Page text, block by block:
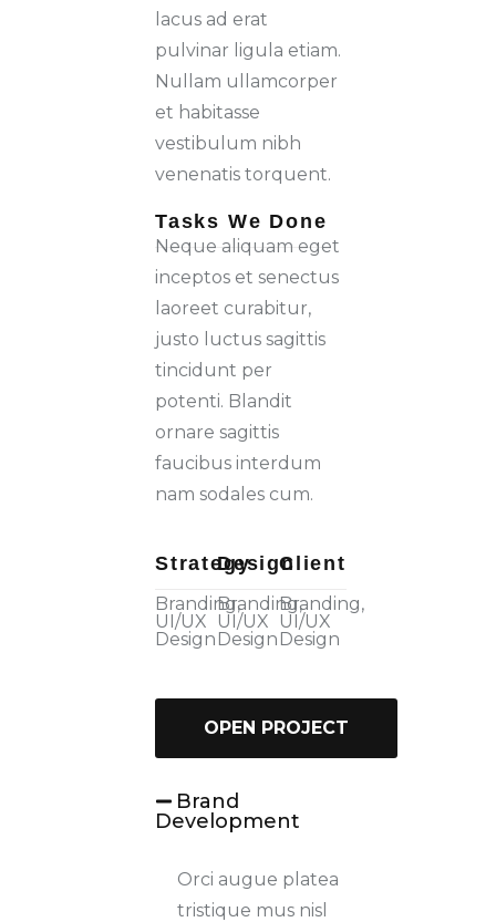
lacus ad erat
pulvinar ligula etiam.
Nullam ullamcorper
et habitasse
vestibulum nibh
venenatis torquent.
Tasks We Done
Neque aliquam eget
inceptos et senectus
laoreet curabitur,
justo luctus sagittis
tincidunt per
potenti. Blandit
ornare sagittis
faucibus interdum
nam sodales cum.
Strategy
Branding,
UI/UX
Design
Design
Branding,
UI/UX
Design
Client
Branding,
UI/UX
Design
OPEN PROJECT
Brand
Development
Orci augue platea
tristique mus nisl